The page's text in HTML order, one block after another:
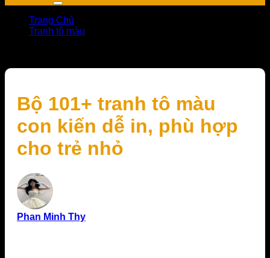
Trang Chủ
Tranh tô màu
Bộ 101+ tranh tô màu
con kiến dễ in, phù hợp
cho trẻ nhỏ
Phan Minh Thy